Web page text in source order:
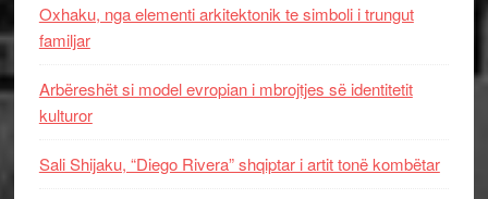
Oxhaku, nga elementi arkitektonik te simboli i trungut
familjar
Arbëreshët si model evropian i mbrojtjes së identitetit
kulturor
Sali Shijaku, “Diego Rivera” shqiptar i artit tonë kombëtar